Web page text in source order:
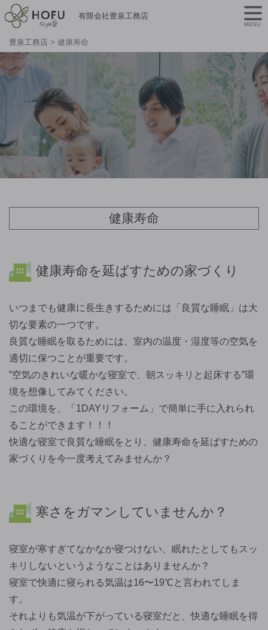
有限会社豊泉工務店
豊泉工務店 > 健康寿命
健康寿命
健康寿命を延ばすための家づくり
いつまでも健康に長生きするためには「良質な睡眠」は大
切な要素の一つです。
良質な睡眠を取るためには、室内の温度・湿度等の空気を
適切に保つことが重要です。
”空気のきれいな暖かな寝室で、朝スッキリと起床する”環
境を想像してみてください。
この環境を、「1DAYリフォーム」で簡単に手に入れられ
ることができます！！！
快適な寝室で良質な睡眠をとり、健康寿命を延ばすための
家づくりを今一度考えてみませんか？
寒さをガマンしていませんか？
寝室が寒すぎてなかなか寝つけない、眠れたとしてもスッ
キリしないというようなことはありませんか？
寝室で快適に寝られる気温は16〜19℃と言われてしま
す。
それよりも気温が下がっている寝室だと、快適な睡眠を得
MENU